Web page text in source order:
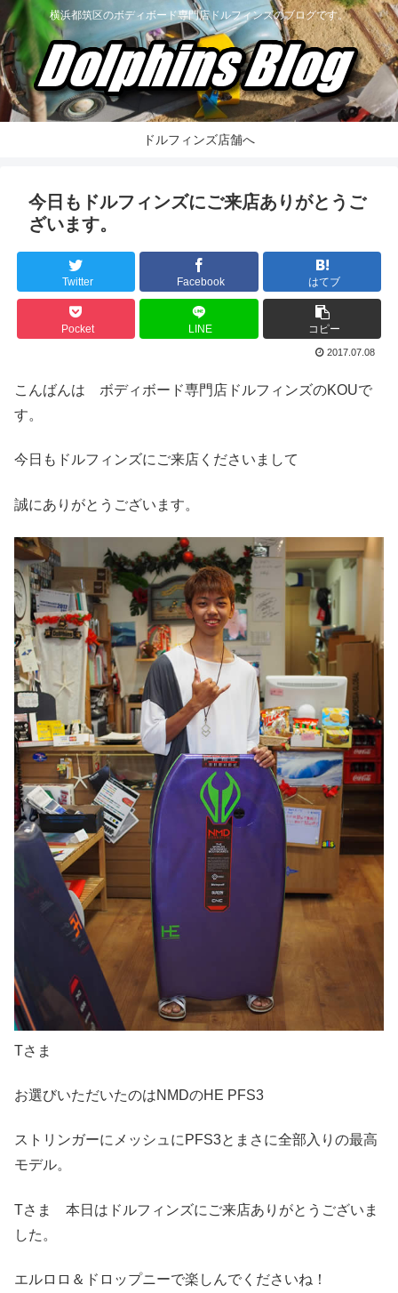
横浜都筑区のボディボード専門店ドルフィンズのブログです。
ドルフィンズ店舗へ
今日もドルフィンズにご来店ありがとうご
ざいます。
Twitter Facebook はてブ
Pocket LINE コピー
2017.07.08
こんばんは ボディボード専門店ドルフィンズのKOUで
す。
今日もドルフィンズにご来店くださいまして
誠にありがとうございます。
Tさま
お選びいただいたのはNMDのHE PFS3
ストリンガーにメッシュにPFS3とまさに全部入りの最高
モデル。
Tさま 本日はドルフィンズにご来店ありがとうございま
した。
エルロロ＆ドロップニーで楽しんでくださいね！